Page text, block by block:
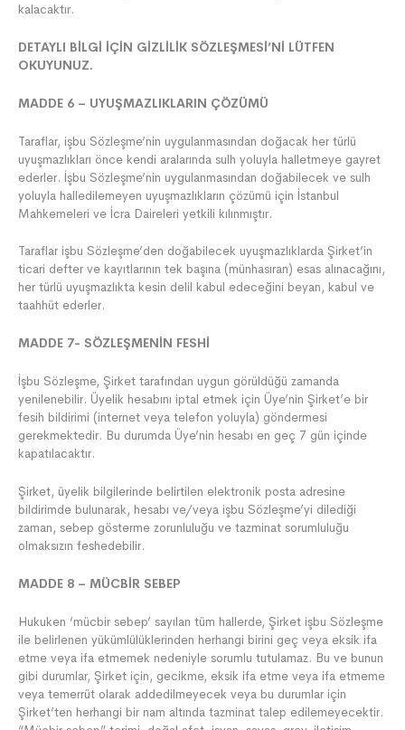
kalacaktır.
DETAYLI BİLGİ İÇİN GİZLİLİK SÖZLEŞMESİ’Nİ LÜTFEN
OKUYUNUZ.
MADDE 6 – UYUŞMAZLIKLARIN ÇÖZÜMÜ
Taraflar, işbu Sözleşme’nin uygulanmasından doğacak her türlü
uyuşmazlıkları önce kendi aralarında sulh yoluyla halletmeye gayret
ederler. İşbu Sözleşme’nin uygulanmasından doğabilecek ve sulh
yoluyla halledilemeyen uyuşmazlıkların çözümü için İstanbul
Mahkemeleri ve İcra Daireleri yetkili kılınmıştır.
Taraflar işbu Sözleşme’den doğabilecek uyuşmazlıklarda Şirket’in
ticari defter ve kayıtlarının tek başına (münhasıran) esas alınacağını,
her türlü uyuşmazlıkta kesin delil kabul edeceğini beyan, kabul ve
taahhüt ederler.
MADDE 7- SÖZLEŞMENİN FESHİ
İşbu Sözleşme, Şirket tarafından uygun görüldüğü zamanda
yenilenebilir. Üyelik hesabını iptal etmek için Üye’nin Şirket’e bir
fesih bildirimi (internet veya telefon yoluyla) göndermesi
gerekmektedir. Bu durumda Üye’nin hesabı en geç 7 gün içinde
kapatılacaktır.
Şirket, üyelik bilgilerinde belirtilen elektronik posta adresine
bildirimde bulunarak, hesabı ve/veya işbu Sözleşme’yi dilediği
zaman, sebep gösterme zorunluluğu ve tazminat sorumluluğu
olmaksızın feshedebilir.
MADDE 8 – MÜCBİR SEBEP
Hukuken ‘mücbir sebep’ sayılan tüm hallerde, Şirket işbu Sözleşme
ile belirlenen yükümlülüklerinden herhangi birini geç veya eksik ifa
etme veya ifa etmemek nedeniyle sorumlu tutulamaz. Bu ve bunun
gibi durumlar, Şirket için, gecikme, eksik ifa etme veya ifa etmeme
veya temerrüt olarak addedilmeyecek veya bu durumlar için
Şirket’ten herhangi bir nam altında tazminat talep edilemeyecektir.